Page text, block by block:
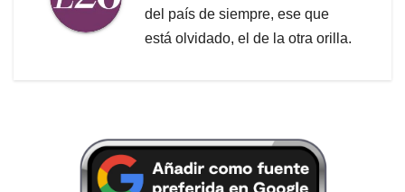
del país de siempre, ese que
está olvidado, el de la otra orilla.